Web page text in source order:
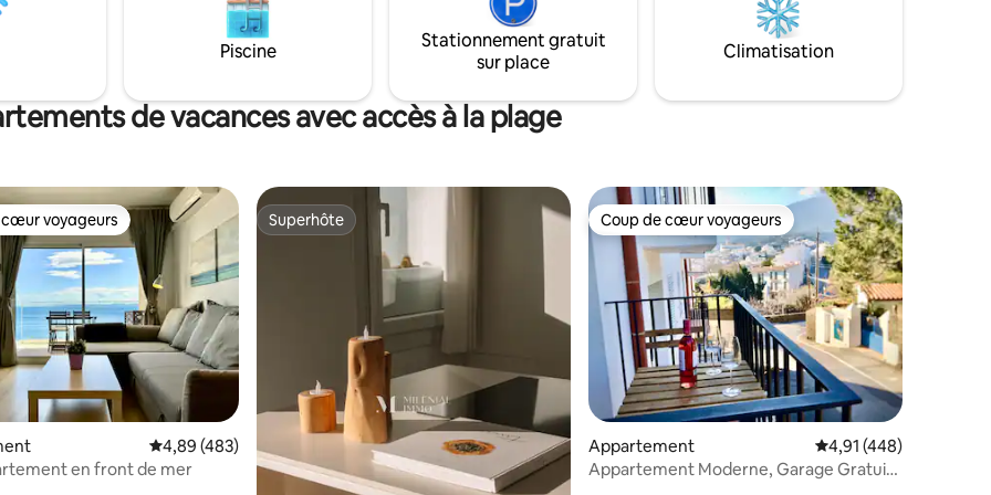
la suite-chambre principale (lit
x 2 m) avec une armoire, une
et un balcon. Profitez-en !
as far as activities, walks, restaurants and
bars are concerned.
Piscine
Stationnement gratuit
sur place
Climatisation
de vacances avec accès à la plage
base de 246 commentaires : 4,96 sur 5
cœur voyageurs
voyageurs
Évaluation moyenne sur la base de 483 commentaires : 4,89 sur 5
4,89 (483)
en front de mer
Superhôte
Superhôte Coup de cœur voyageurs
Coup de cœur voyageurs
Appartement Évaluation moyenne
4,91 (448)
Appartement Moderne, Garage Gratuit,